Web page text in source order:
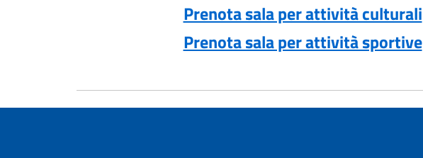
Prenota sala per attività culturali
Prenota sala per attività sportive